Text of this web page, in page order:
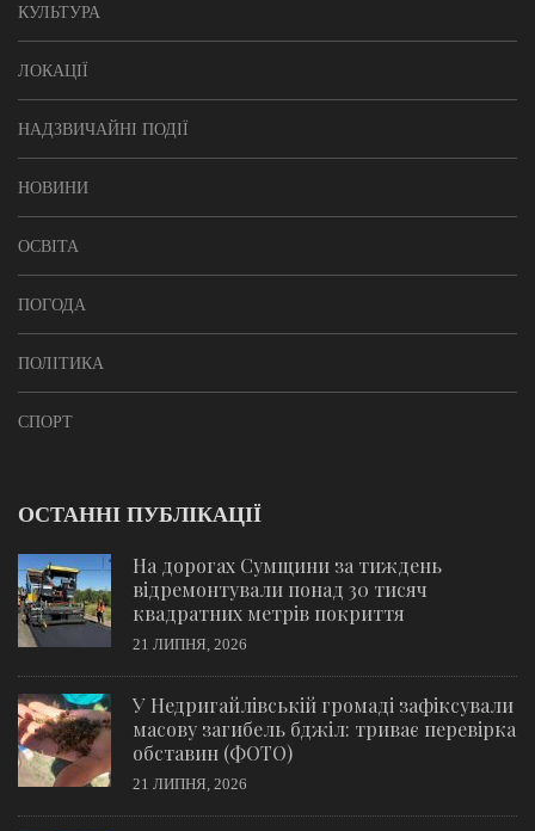
КУЛЬТУРА
ЛОКАЦІЇ
НАДЗВИЧАЙНІ ПОДІЇ
НОВИНИ
ОСВІТА
ПОГОДА
ПОЛІТИКА
СПОРТ
ОСТАННІ ПУБЛІКАЦІЇ
На дорогах Сумщини за тиждень
відремонтували понад 30 тисяч
квадратних метрів покриття
21 ЛИПНЯ, 2026
У Недригайлівській громаді зафіксували
масову загибель бджіл: триває перевірка
обставин (ФОТО)
21 ЛИПНЯ, 2026